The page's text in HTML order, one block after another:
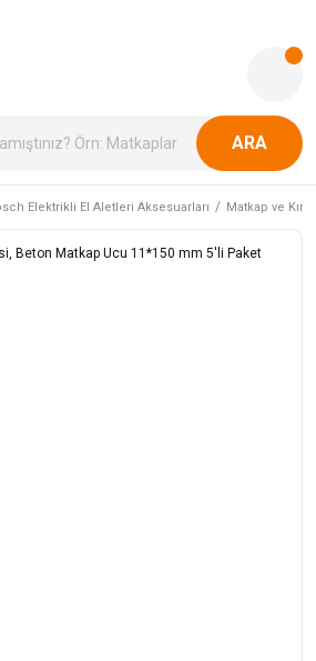
ARA
Elektrikli El Aletleri Aksesuarları Matkap ve